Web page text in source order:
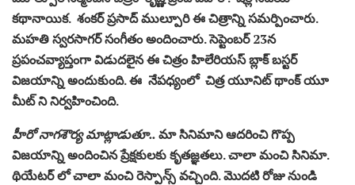
కథానాయిక. శంకర్ ప్రసాద్ ముల్పూరి ఈ చిత్రాన్ని సమర్పించారు.
మహతి స్వరసాగర్ సంగీతం అందించారు. సెప్టెంబర్ 23న
ప్రపంచవ్యాప్తంగా విడుదలైన ఈ చిత్రం హిలేరియస్ బ్లాక్ బస్టర్
విజయాన్ని అందుకుంది. ఈ నేపధ్యంలో చిత్ర యూనిట్ థాంక్ యూ
మీట్ ని నిర్వహించింది.
హీరో నాగశౌర్య మాట్లాడుతూ..మా సినిమాని ఆదరించి గొప్ప
విజయాన్ని అందించిన ప్రేక్షకులకు కృతజ్ఞతలు. చాలా మంచి సినిమా.
థియేటర్ లో చాలా మంచి రెస్పాన్స్ వచ్చింది. మొదటి రోజు నుండి